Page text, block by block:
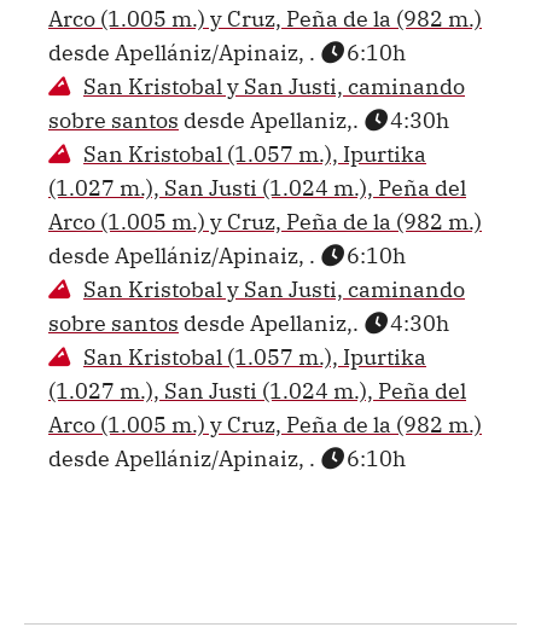
Arco (1.005 m.) y Cruz, Peña de la (982 m.)
desde Apellániz/Apinaiz, .
6:10h
San Kristobal y San Justi, caminando
sobre santos desde Apellaniz,.
4:30h
San Kristobal (1.057 m.), Ipurtika
(1.027 m.), San Justi (1.024 m.), Peña del
Arco (1.005 m.) y Cruz, Peña de la (982 m.)
desde Apellániz/Apinaiz, .
6:10h
San Kristobal y San Justi, caminando
sobre santos desde Apellaniz,.
4:30h
San Kristobal (1.057 m.), Ipurtika
(1.027 m.), San Justi (1.024 m.), Peña del
Arco (1.005 m.) y Cruz, Peña de la (982 m.)
desde Apellániz/Apinaiz, .
6:10h